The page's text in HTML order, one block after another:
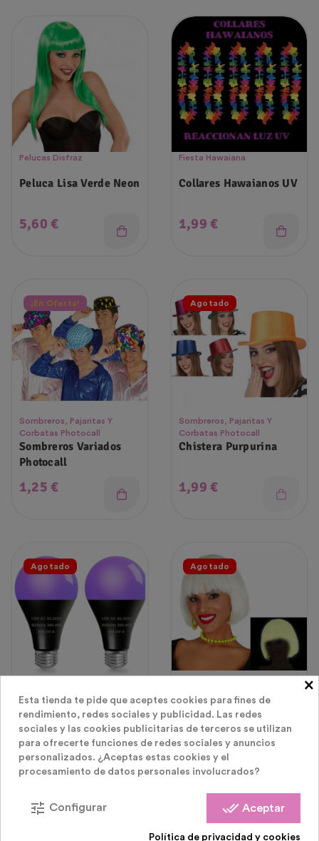
Pelucas Disfraz
Peluca Lisa Verde Neon
Precio
5,60 €
Fiesta Hawaiana
Collares Hawaianos UV
Precio
1,99 €
¡En Oferta!
Sombreros, Pajaritas Y
Corbatas Photocall
Sombreros Variados
Photocall
Precio
1,25 €
Agotado
Sombreros, Pajaritas Y
Corbatas Photocall
Chistera Purpurina
Precio
1,99 €
Agotado
Luminosas LED
2 BOMBILLA DE LUZ
NEGRA 220V
Precio
6,99 €
Agotado
PELUCA "GLOW IN THE
DARK"
Precio
14,99 €
×
Esta tienda te pide que aceptes cookies para fines de
rendimiento, redes sociales y publicidad. Las redes
sociales y las cookies publicitarias de terceros se utilizan
para ofrecerte funciones de redes sociales y anuncios
personalizados. ¿Aceptas estas cookies y el
procesamiento de datos personales involucrados?
done_all Aceptar
tune Configurar
Política de privacidad y cookies